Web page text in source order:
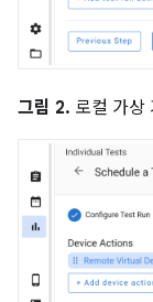
그림 2. 로컬 가상